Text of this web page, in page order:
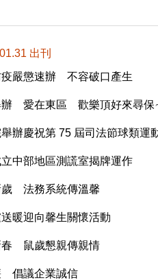
出刊
疫嚴懲速辦 不容破口產生
辦 愛在東區 歡樂頂好來尋保
辦慶祝第 75 屆司法節球類運
中部地區測謊室揭牌運作
歲 法務系統傳溫馨
暖迎向馨生關懷活動
春 鼠歲懇親傳親情
倡議企業誠信